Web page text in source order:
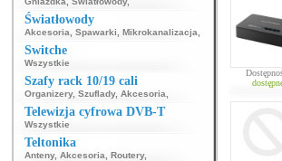
Światłowody
Akcesoria Spawarki Mikrokanalizacja
Switche
Wszystkie
Szafy rack 10/19 cali
Organizery, Szuflady, Akcesoria
Telewizja cyfrowa DVB-T
Wszystkie
Teltonika
Anteny, Akcesoria Routery,